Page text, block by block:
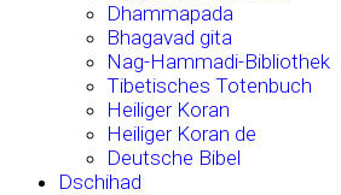
Dhammapada
Bhagavad gita
Nag-Hammadi-Bibliothek
Tibetisches Totenbuch
Heiliger Koran
Heiliger Koran de
Deutsche Bibel
Dschihad